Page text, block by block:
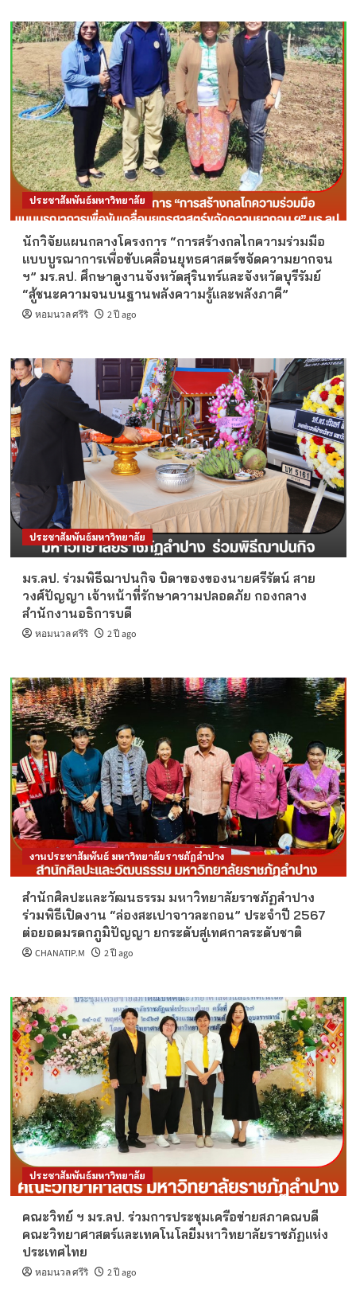
ประชาสัมพันธ์มหาวิทยาลัย
นักวิจัยแผนกลางโครงการ “การสร้างกลไกความร่วมมือ
แบบบูรณาการเพื่อขับเคลื่อนยุทธศาสตร์ขจัดความยากจน
ฯ” มร.ลป. ศึกษาดูงานจังหวัดสุรินทร์และจังหวัดบุรีรัมย์
“สู้ชนะความจนบนฐานพลังความรู้และพลังภาคี”
หอมนวล ศรีริ 2 ปี ago
ประชาสัมพันธ์มหาวิทยาลัย
มร.ลป. ร่วมพิธีฌาปนกิจ บิดาของของนายศรีรัตน์ สาย
วงศ์ปัญญา เจ้าหน้าที่รักษาความปลอดภัย กองกลาง
สำนักงานอธิการบดี
หอมนวล ศรีริ 2 ปี ago
งานประชาสัมพันธ์ มหาวิทยาลัยราชภัฏลำปาง
สำนักศิลปะและวัฒนธรรม มหาวิทยาลัยราชภัฏลำปาง
ร่วมพิธีเปิดงาน “ล่องสะเปาจาวละกอน” ประจำปี 2567
ต่อยอดมรดกภูมิปัญญา ยกระดับสู่เทศกาลระดับชาติ
CHANATIP.M 2 ปี ago
ประชาสัมพันธ์มหาวิทยาลัย
คณะวิทย์ ฯ มร.ลป. ร่วมการประชุมเครือข่ายสภาคณบดี
คณะวิทยาศาสตร์และเทคโนโลยีมหาวิทยาลัยราชภัฏแห่ง
ประเทศไทย
หอมนวล ศรีริ 2 ปี ago